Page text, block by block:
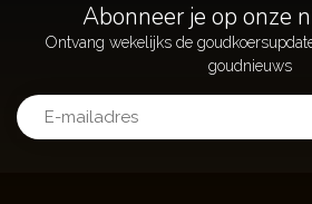
Abonneer je op onze